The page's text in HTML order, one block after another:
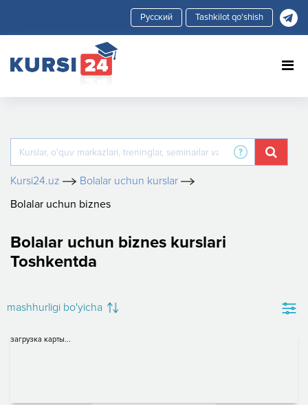
Tashkilot qo'shish
Kursi24.uz
Bolalar uchun kurslar
Bolalar uchun biznes
Bolalar uchun biznes kurslari
Toshkentda
mashhurligi bo'yicha
загрузка карты...